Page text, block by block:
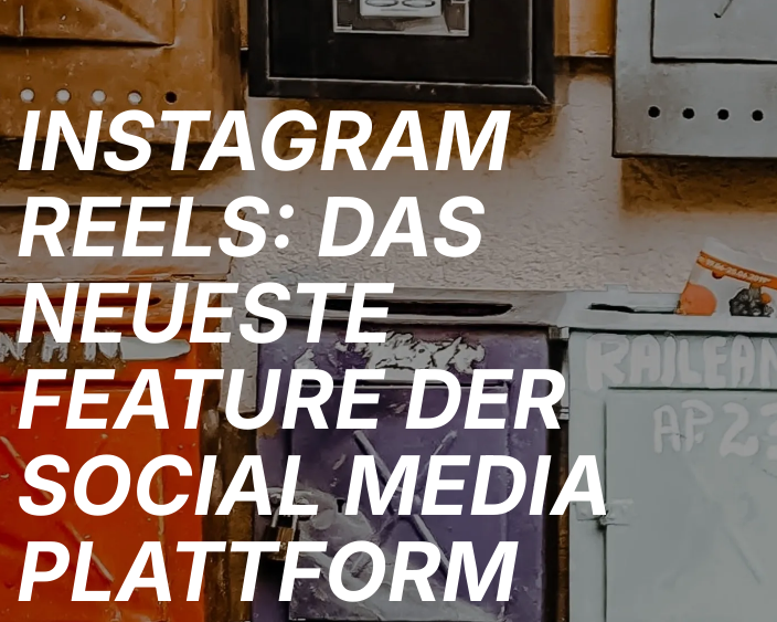
INSTAGRAM
REELS: DAS
NEUESTE
FEATURE DER
SOCIAL MEDIA
PLATTFORM